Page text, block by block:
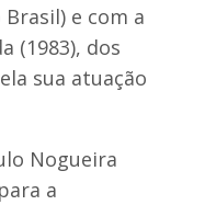
e com a
(1983), dos
sua atuação
Nogueira
a